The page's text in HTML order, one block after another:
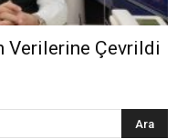
Verilerine Çevrildi